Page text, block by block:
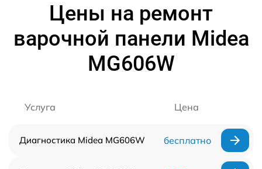
Цены на ремонт
варочной панели Midea
MG606W
Услуга Цена
Диагностика Midea MG606W бесплатно